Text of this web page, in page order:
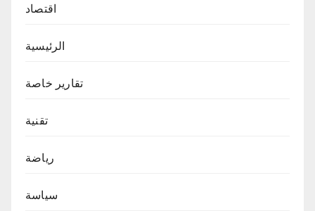
اقتصاد
الرئيسية
تقارير خاصة
تقنية
رياضة
سياسة